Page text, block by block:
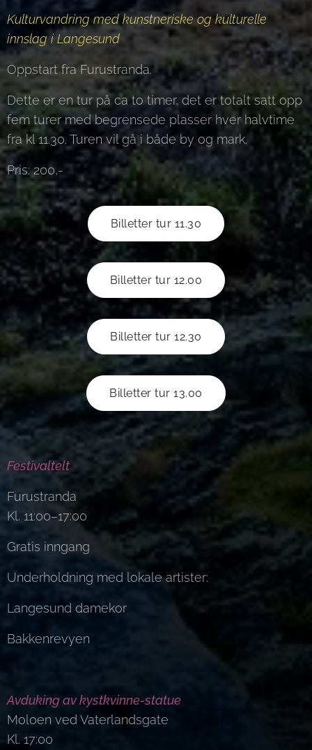
Kulturvandring med kunstneriske og kulturelle
innslag i Langesund
Oppstart fra Furustranda.
Dette er en tur på ca to timer, det er totalt satt opp
fem turer med begrensede plasser hver halvtime
fra kl 11.30. Turen vil gå i både by og mark.
Pris: 200,-
Billetter tur 11.30
Billetter tur 12.00
Billetter tur 12.30
Billetter tur 13.00
Festivaltelt
Furustranda
Kl. 11:00–17:00
Gratis inngang
Underholdning med lokale artister:
Langesund damekor
Bakkenrevyen
Avduking av kystkvinne-statue
Moloen ved Vaterlandsgate
Kl. 17:00